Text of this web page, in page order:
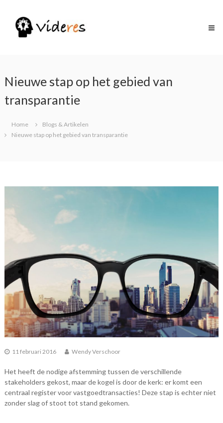
content
Nieuwe stap op het gebied van
transparantie
Home
Blogs & Artikelen
Nieuwe stap op het gebied van transparantie
11 februari 2016 Wendy Verschoor
Het heeft de nodige afstemming tussen de verschillende
stakeholders gekost, maar de kogel is door de kerk: er komt een
centraal register voor vastgoedtransacties! Deze stap is echter niet
zonder slag of stoot tot stand gekomen.